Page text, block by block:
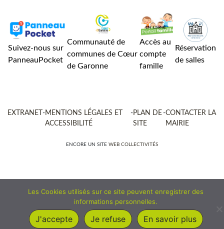
Suivez-nous sur
PanneauPocket
Communauté de
communes de Cœur
de Garonne
Accès au
compte
famille
Réservation
de salles
EXTRANET -MENTIONS LÉGALES ET
ACCESSIBILITÉ
-PLAN DE
SITE
-CONTACTER LA
MAIRIE
ENCORE UN SITE WEB COLLECTIVITÉS
Les Cookies utilisés sur ce site peuvent enregistrer des
informations personnelles.
J'accepte Je refuse En savoir plus